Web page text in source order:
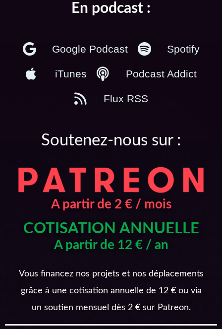
En podcast :
Google Podcast Spotify
iTunes Podcast Addict
Flux RSS
Soutenez-nous sur :
A partir de 2 € / mois
COTISATION ANNUELLE
A partir de 12 € / an
Vous financez nos projets et nos déplacements
grâce à une cotisation annuelle de 12 € ou via
un soutien mensuel dès 2 € sur Patreon.